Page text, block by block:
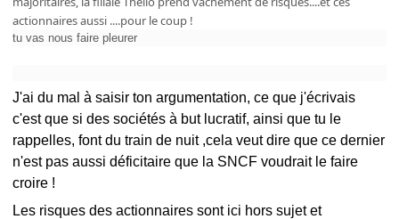
actionnaires aussi ....pour le coup !
tu vas nous faire pleurer
J'ai du mal à saisir ton argumentation, ce que j'écrivais
c'est que si des sociétés à but lucratif, ainsi que tu le
rappelles, font du train de nuit ,cela veut dire que ce dernier
n'est pas aussi déficitaire que la SNCF voudrait le faire
croire !
Les risques des actionnaires sont ici hors sujet et